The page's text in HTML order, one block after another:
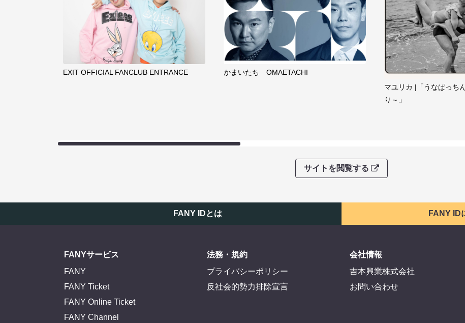
EXIT OFFICIAL FANCLUB ENTRANCE
かまいたち OMAETACHI
マユリカ |「うなぱっち
り～」
サイトを閲覧する
FANY IDとは FANY ID
FANYサービス
FANY
FANY Ticket
FANY Online Ticket
FANY Channel
法務・規約
プライバシーポリシー
反社会的勢力排除宣言
会社情報
吉本興業株式会社
お問い合わせ